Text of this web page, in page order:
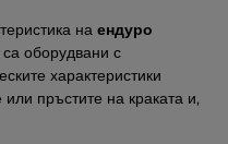
на ендуро
са оборудвани с
характеристики
или пръстите на краката и,